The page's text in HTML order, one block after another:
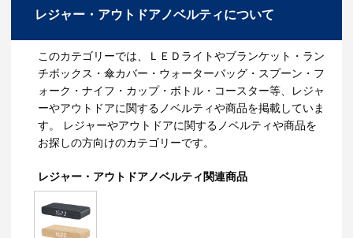
レジャー・アウトドアノベルティについて
このカテゴリーでは、ＬＥＤライトやブランケット・ラン
チボックス・傘カバー・ウォーターバッグ・スプーン・フ
ォーク・ナイフ・カップ・ボトル・コースター等、レジャ
ーやアウトドアに関するノベルティや商品を掲載していま
す。 レジャーやアウトドアに関するノベルティや商品を
お探しの方向けのカテゴリーです。
レジャー・アウトドアノベルティ関連商品